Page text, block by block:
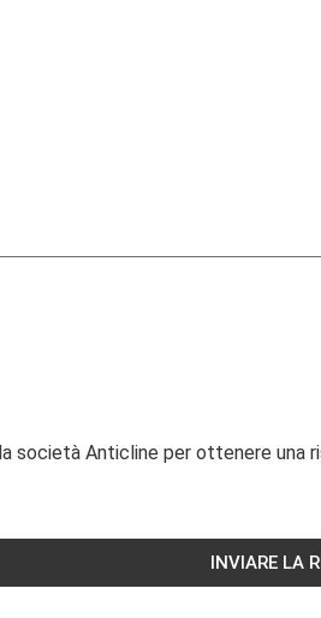
società Anticline per ottenere una
INVIARE LA